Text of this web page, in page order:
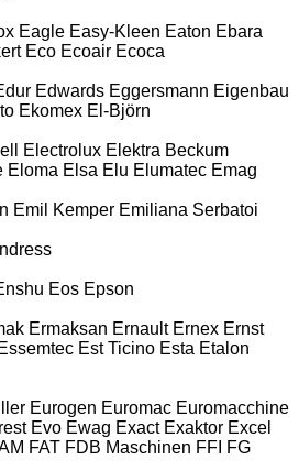
Eagle Easy-Kleen Eaton Ebara
Eco Ecoair Ecoca
Edwards Eggersmann Eigenbau
Ekomex El-Björn
Electrolux Elektra Beckum
Eloma Elsa Elu Elumatec Emag
Emil Kemper Emiliana Serbatoi
Eos Epson
Ermaksan Ernault Ernex Ernst
Essemtec Est Ticino Esta Etalon
Eurogen Euromac Euromacchine
Evo Ewag Exact Exaktor Excel
FAT FDB Maschinen FFI FG